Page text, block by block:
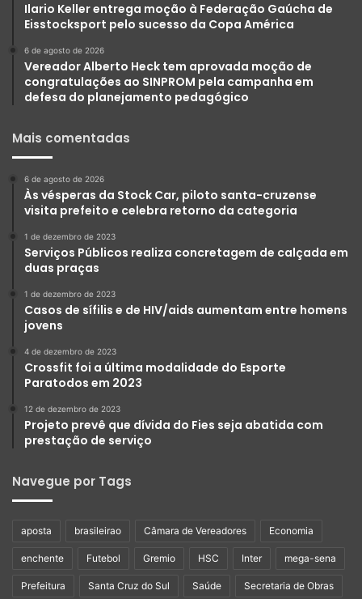
Ilario Keller entrega moção à Federação Gaúcha de
Eisstocksport pelo sucesso da Copa América
6 de agosto de 2026
Vereador Alberto Heck tem aprovada moção de
congratulações ao SINPROM pela campanha em
defesa do planejamento pedagógico
Mais comentadas
6 de agosto de 2026
Às vésperas da Stock Car, piloto santa-cruzense
visita prefeito e celebra retorno da categoria
1 de dezembro de 2023
Serviços Públicos realiza concretagem de calçada em
duas praças
1 de dezembro de 2023
Casos de sífilis e de HIV/aids aumentam entre homens
jovens
4 de dezembro de 2023
Crossfit foi a última modalidade do Esporte
Paratodos em 2023
12 de dezembro de 2023
Projeto prevê que dívida do Fies seja abatida com
prestação de serviço
Navegue por Tags
aposta brasileirao Câmara de Vereadores Economia
enchente Futebol Gremio HSC Inter mega-sena
Prefeitura Santa Cruz do Sul Saúde Secretaria de Obras